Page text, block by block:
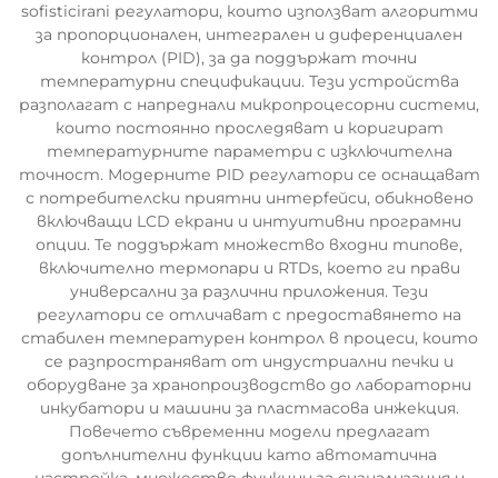
sofisticirani регулатори, които използват алгоритми
за пропорционален, интегрален и диференциален
контрол (PID), за да поддържат точни
температурни спецификации. Тези устройства
разполагат с напреднали микропроцесорни системи,
които постоянно проследяват и коригират
температурните параметри с изключителна
точност. Модерните PID регулатори се оснащават
с потребителски приятни интерfeйси, обикновено
включващи LCD екрани и интуитивни програмни
опции. Те поддържат множество входни типове,
включително термопари и RTDs, което ги прави
универсални за различни приложения. Тези
регулатори се отличават с предоставянето на
стабилен температурен контрол в процеси, които
се разпространяват от индустриални печки и
оборудване за хранопроизводство до лабораторни
инкубатори и машини за пластмасова инжекция.
Повечето съвременни модели предлагат
допълнителни функции като автоматична